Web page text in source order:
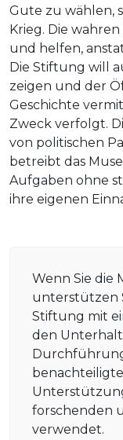
Gute zu wählen,
Krieg. Die
und helfen,
Die Stiftung will
zeigen und der
Geschichte
Zweck verfolgt.
von politischen
betreibt das
Aufgaben ohne
ihre eigenen
Wenn Sie die
unterstützen
Stiftung mit
den Unterhalt
forschenden
verwendet.